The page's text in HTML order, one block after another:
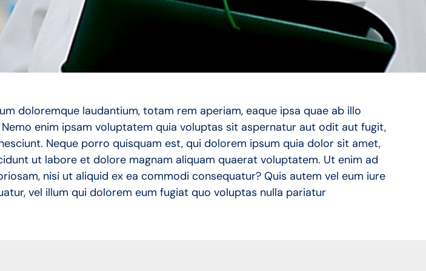
doloremque laudantium, totam rem aperiam, eaque ipsa quae ab illo
enim ipsam voluptatem quia voluptas sit aspernatur aut odit aut fugit,
Neque porro quisquam est, qui dolorem ipsum quia dolor sit amet,
ut labore et dolore magnam aliquam quaerat voluptatem. Ut enim ad
nisi ut aliquid ex ea commodi consequatur? Quis autem vel eum iure
vel illum qui dolorem eum fugiat quo voluptas nulla pariatur